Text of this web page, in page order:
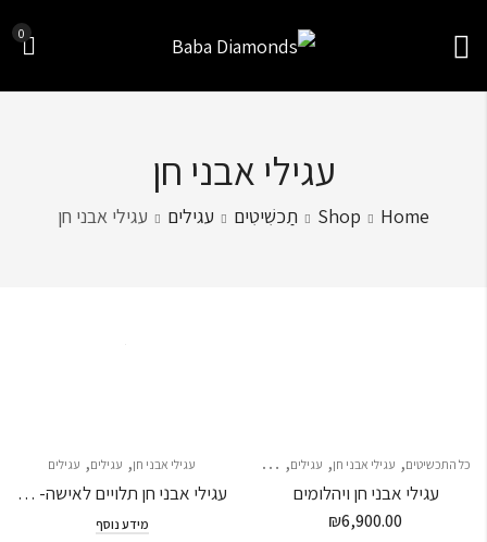
0
עגילי אבני חן
Home
Shop תַכשִׁיטִים עגילים עגילי אבני חן
כל התכשיטים, עגילי אבני חן, עגילים, עגילים עגילים תלויים
עגילי אבני חן ויהלומים
₪6,900.00
עגילי אבני חן, עגילים, עגילים
עגילי אבני חן תלויים לאישה- אחרונים במלאי
מידע נוסף